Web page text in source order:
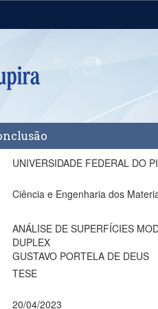
UNIVERSIDADE FEDERAL DO
Ciência e Engenharia dos
ANÁLISE DE SUPERFÍCIES MODIFICADAS POR NITRETAÇÃO CONVENCIONAL, DEPOSIÇÃO DE FILMES
DUPLEX
GUSTAVO PORTELA DE DEUS
TESE
20/04/2023